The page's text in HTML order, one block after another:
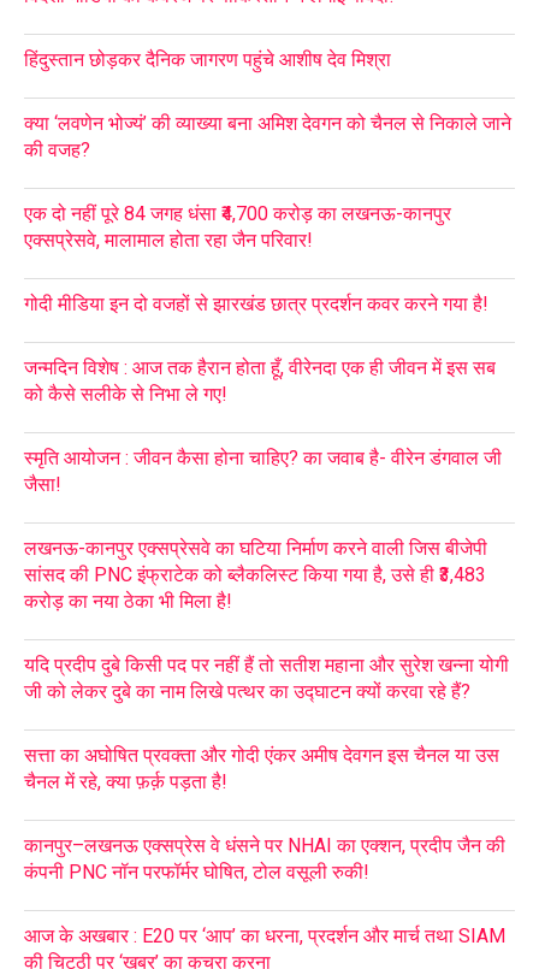
हिंदुस्तान छोड़कर दैनिक जागरण पहुंचे आशीष देव मिश्रा
क्या ‘लवणेन भोज्यं’ की व्याख्या बना अमिश देवगन को चैनल से निकाले जाने
की वजह?
एक दो नहीं पूरे 84 जगह धंसा ₹4,700 करोड़ का लखनऊ-कानपुर
एक्सप्रेसवे, मालामाल होता रहा जैन परिवार!
गोदी मीडिया इन दो वजहों से झारखंड छात्र प्रदर्शन कवर करने गया है!
जन्मदिन विशेष : आज तक हैरान होता हूँ, वीरेनदा एक ही जीवन में इस सब
को कैसे सलीके से निभा ले गए!
स्मृति आयोजन : जीवन कैसा होना चाहिए? का जवाब है- वीरेन डंगवाल जी
जैसा!
लखनऊ-कानपुर एक्सप्रेसवे का घटिया निर्माण करने वाली जिस बीजेपी
सांसद की PNC इंफ्राटेक को ब्लैकलिस्ट किया गया है, उसे ही ₹3,483
करोड़ का नया ठेका भी मिला है!
यदि प्रदीप दुबे किसी पद पर नहीं हैं तो सतीश महाना और सुरेश खन्ना योगी
जी को लेकर दुबे का नाम लिखे पत्थर का उद्घाटन क्यों करवा रहे हैं?
सत्ता का अघोषित प्रवक्ता और गोदी एंकर अमीष देवगन इस चैनल या उस
चैनल में रहे, क्या फ़र्क़ पड़ता है!
कानपुर–लखनऊ एक्सप्रेस वे धंसने पर NHAI का एक्शन, प्रदीप जैन की
कंपनी PNC नॉन परफॉर्मर घोषित, टोल वसूली रुकी!
आज के अखबार : E20 पर ‘आप’ का धरना, प्रदर्शन और मार्च तथा SIAM
की चिट्ठी पर ‘खबर’ का कचरा करना